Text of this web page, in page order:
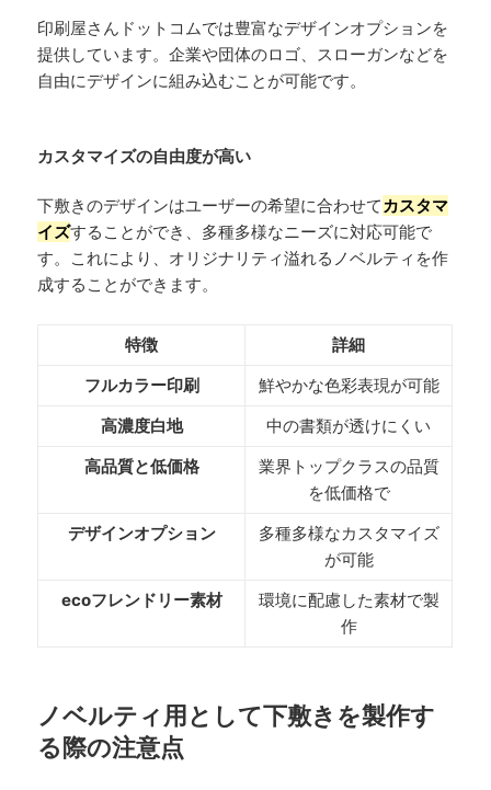
印刷屋さんドットコムでは豊富なデザインオプションを
提供しています。企業や団体のロゴ、スローガンなどを
自由にデザインに組み込むことが可能です。
カスタマイズの自由度が高い
下敷きのデザインはユーザーの希望に合わせてカスタマ
イズすることができ、多種多様なニーズに対応可能で
す。これにより、オリジナリティ溢れるノベルティを作
成することができます。
特徴
詳細
フルカラー印刷
鮮やかな色彩表現が可能
高濃度白地
中の書類が透けにくい
高品質と低価格
業界トップクラスの品質
を低価格で
デザインオプション
多種多様なカスタマイズ
が可能
ecoフレンドリー素材
環境に配慮した素材で製
作
ノベルティ用として下敷きを製作す
る際の注意点